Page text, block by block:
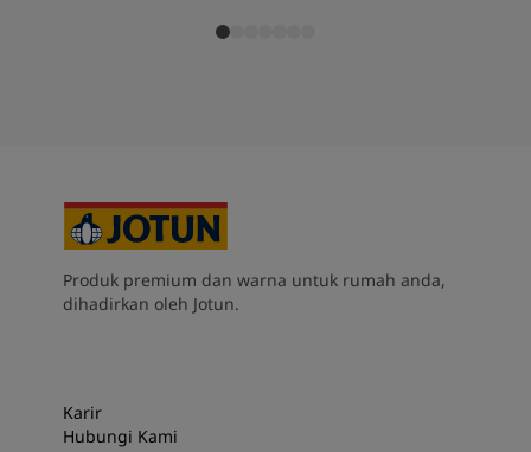
Produk premium dan warna untuk rumah anda,
dihadirkan oleh Jotun.
Karir
Hubungi Kami